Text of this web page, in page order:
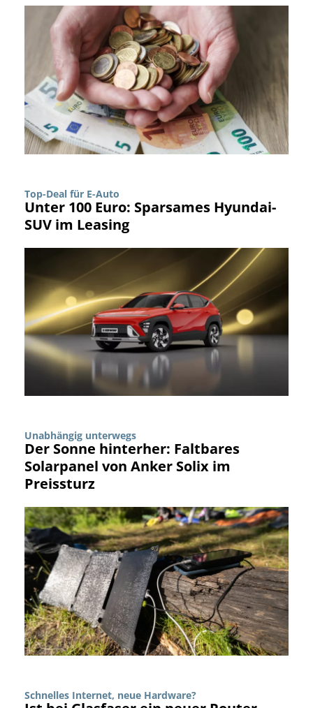
Top-Deal für E-Auto
Unter 100 Euro: Sparsames Hyundai-
SUV im Leasing
Unabhängig unterwegs
Der Sonne hinterher: Faltbares
Solarpanel von Anker Solix im
Preissturz
Schnelles Internet, neue Hardware?